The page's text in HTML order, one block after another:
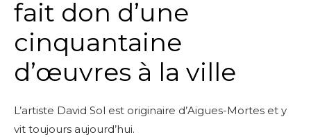
fait don d’une
cinquantaine
d’œuvres à la ville
L’artiste David Sol est originaire d’Aigues-Mortes et y
vit toujours aujourd’hui.